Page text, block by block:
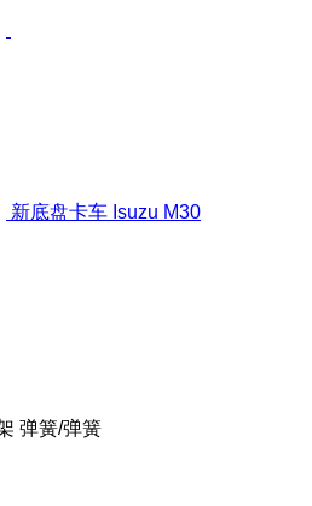
新底盘卡车 Isuzu M30
弹簧/弹簧